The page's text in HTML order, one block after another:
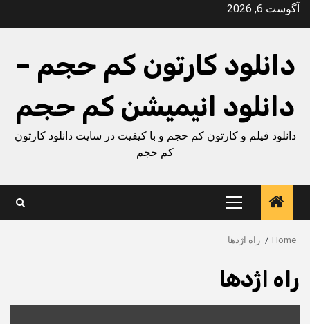
Skipآگوست 6, 2026
دانلود کارتون کم حجم –
دانلود انیمیشن کم حجم
دانلود فیلم و کارتون کم حجم و با کیفیت در سایت دانلود کارتون
کم حجم
Primary
Menu
Home راه اژدها
راه اژدها